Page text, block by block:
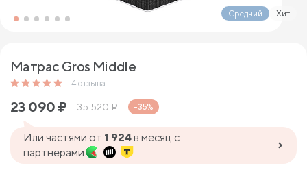
Средний Хит
Матрас Gros Middle
4 отзыва
23 090 ₽ 35 520₽ -35%
Или частями от 1 924в месяц с
партнерами